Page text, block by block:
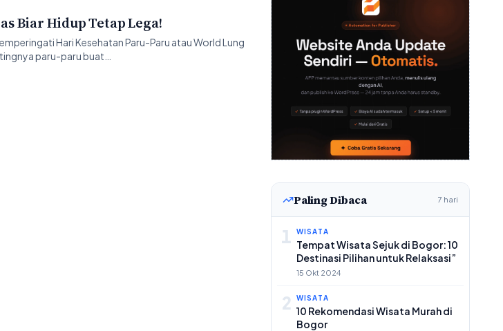
Biar Hidup Tetap Lega!
Hari Kesehatan Paru-Paru atau World Lung
paru-paru buat…
Paling Dibaca 7 hari
1 WISATA
Tempat Wisata Sejuk di Bogor: 10
Destinasi Pilihan untuk Relaksasi”
15 Okt 2024
2 WISATA
10 Rekomendasi Wisata Murah di
Bogor